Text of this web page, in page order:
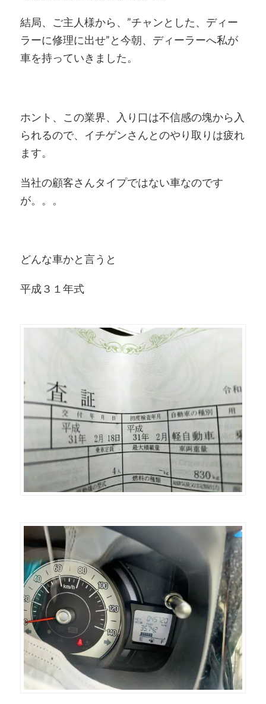
結局、ご主人様から、”チャンとした、ディー
ラーに修理に出せ”と今朝、ディーラーへ私が
車を持っていきました。
ホント、この業界、入り口は不信感の塊から入
られるので、イチゲンさんとのやり取りは疲れ
ます。
当社の顧客さんタイプではない車なのです
が。。。
どんな車かと言うと
平成３１年式